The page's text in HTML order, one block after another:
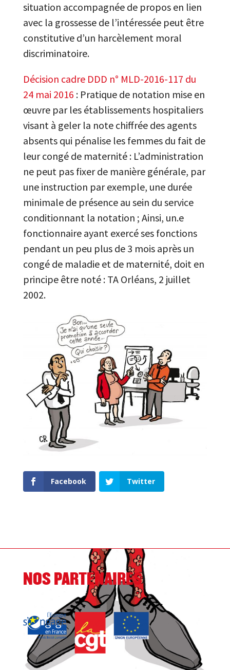
situation accompagnée de propos en lien
avec la grossesse de l’intéressée peut être
constitutive d’un harcèlement moral
discriminatoire.
Décision cadre DDD n° MLD-2016-117 du
24 mai 2016 : Pratique de notation mise en
œuvre par les établissements hospitaliers
visant à geler la note chiffrée des agents
absents qui pénalise les femmes du fait de
leur congé de maternité : L’administration
ne peut pas fixer de manière générale, par
une instruction par exemple, une durée
minimale de présence au sein du service
conditionnant la notation ; Ainsi, un.e
fonctionnaire ayant exercé ses fonctions
pendant un peu plus de 3 mois après un
congé de maladie et de maternité, doit en
principe être noté : TA Orléans, 2 juillet
2002.
Facebook Twitter
NOS PARTENAIRES